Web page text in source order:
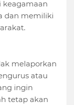
keagamaan
dan memiliki
melaporkan
atau
ingin
tetap akan